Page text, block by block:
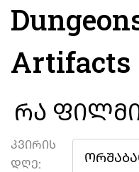
Artifacts
ᲠᲐ
ᲙᲕᲘᲠᲘᲡ
ᲓᲦᲔ: